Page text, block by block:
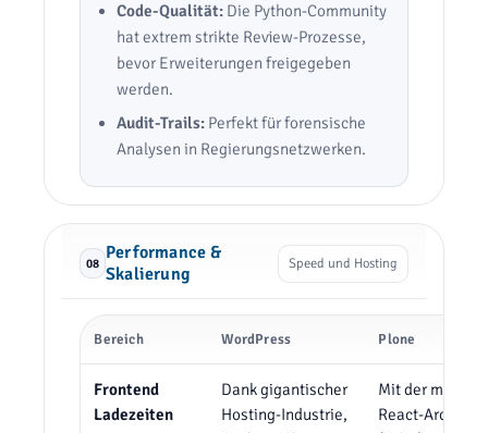
Code-Qualität: Die Python-Community
hat extrem strikte Review-Prozesse,
bevor Erweiterungen freigegeben
werden.
Audit-Trails: Perfekt für forensische
Analysen in Regierungsnetzwerken.
08 Performance &
Skalierung
Speed und Hosting
Bereich WordPress Plone
Frontend
Ladezeiten
Dank gigantischer
Hosting-Industrie,
Mit der
React-